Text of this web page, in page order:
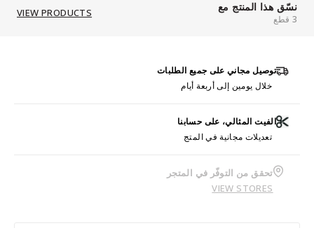
نسّق هذا المنتج مع
3 قطع
VIEW PRODUCTS
توصيل مجاني على جميع الطلبات
خلال يومين إلى أربعة أيام
الفيت المثالي، على حسابنا
تعديلات مجانية في المتج
تحقق من التوفّر في المتجر
VIEW STORES